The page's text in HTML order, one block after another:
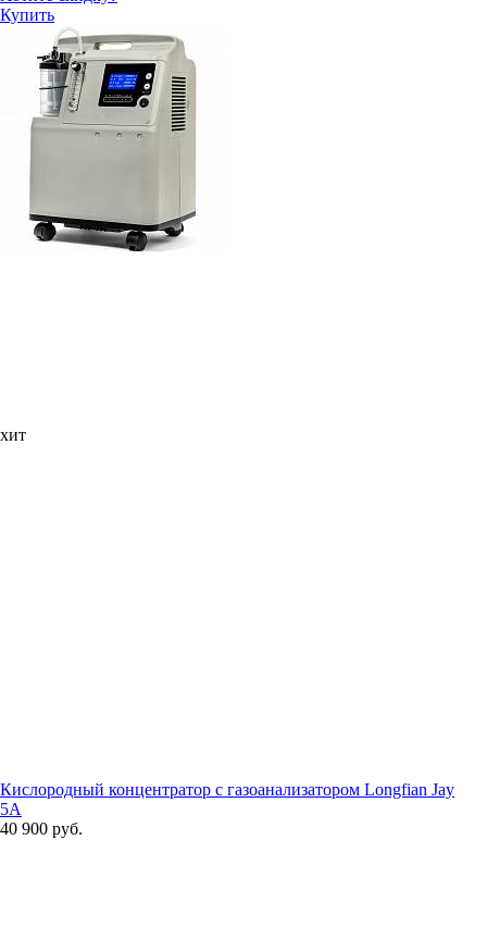
Купить
хит
Кислородный концентратор с газоанализатором Longfian Jay
5A
40 900 руб.